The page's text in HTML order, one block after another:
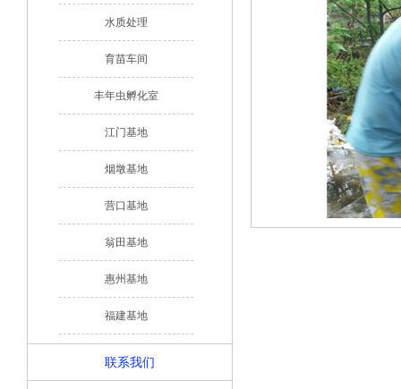
水质处理
育苗车间
丰年虫孵化室
江门基地
烟墩基地
营口基地
翁田基地
惠州基地
福建基地
联系我们